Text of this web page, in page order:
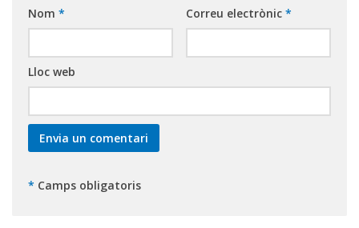
Nom * Correu electrònic *
Lloc web
* Camps obligatoris